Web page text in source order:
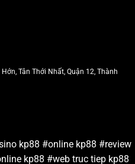
Tân Thới Nhất, Quận 12, Thành
kp88 #online kp88 #review
kp88 #web truc tiep kp88